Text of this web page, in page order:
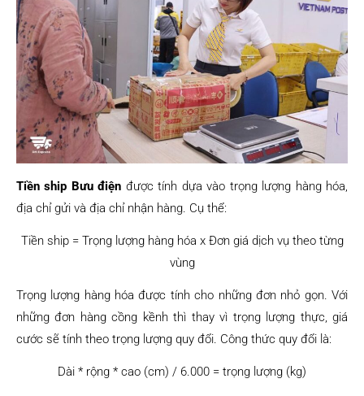
Tiền ship Bưu điện được tính dựa vào trọng lượng hàng hóa,
địa chỉ gửi và địa chỉ nhận hàng. Cụ thể:
Tiền ship = Trọng lượng hàng hóa x Đơn giá dịch vụ theo từng
vùng
Trọng lượng hàng hóa được tính cho những đơn nhỏ gọn. Với
những đơn hàng cồng kềnh thì thay vì trọng lượng thực, giá
cước sẽ tính theo trọng lượng quy đổi. Công thức quy đổi là:
Dài * rộng * cao (cm) / 6.000 = trọng lượng (kg)